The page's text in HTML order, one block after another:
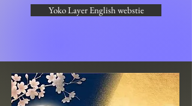
Yoko Layer English webstie